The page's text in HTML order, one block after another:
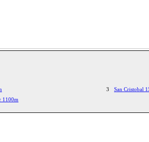
1100m
3 San Cristobal